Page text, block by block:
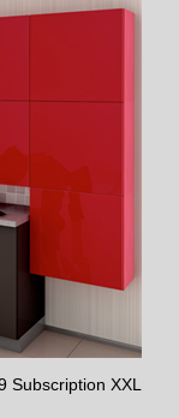
Subscription XXL